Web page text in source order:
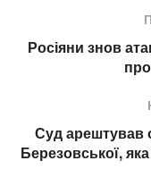
Росіяни знов
Суд арештував
Березовської,